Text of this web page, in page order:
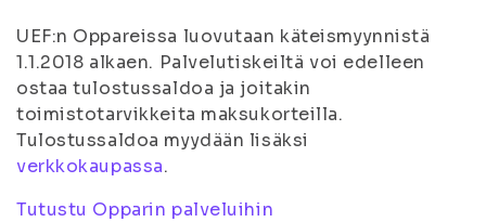
UEF:n Oppareissa luovutaan käteismyynnistä
1.1.2018 alkaen. Palvelutiskeiltä voi edelleen
ostaa tulostussaldoa ja joitakin
toimistotarvikkeita maksukorteilla.
Tulostussaldoa myydään lisäksi
verkkokaupassa.
Tutustu Opparin palveluihin